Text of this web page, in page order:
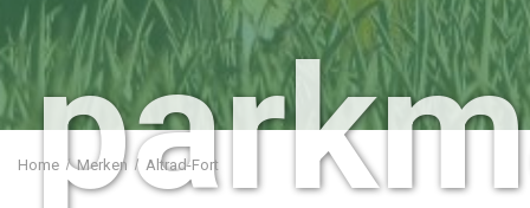
Home Merken Altrad-Fort